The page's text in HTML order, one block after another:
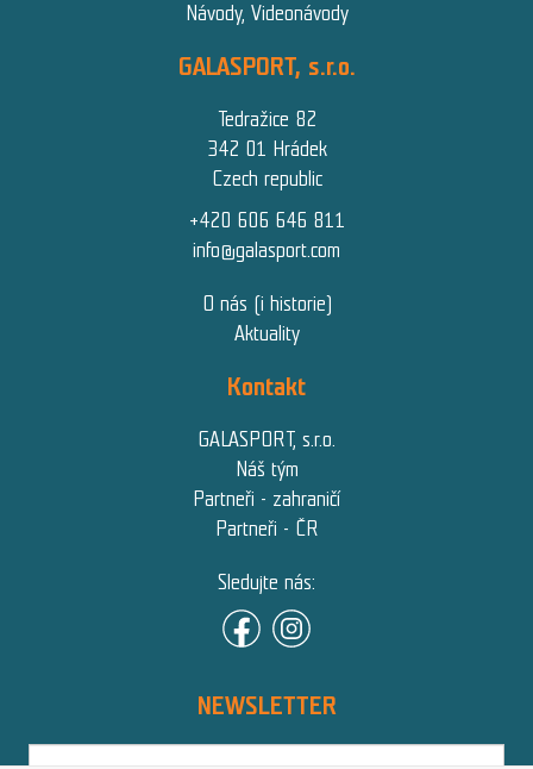
Návody, Videonávody
GALASPORT, s.r.o.
Tedražice 82
342 01 Hrádek
Czech republic
+420 606 646 811
info@galasport.com
O nás (i historie)
Aktuality
Kontakt
GALASPORT, s.r.o.
Náš tým
Partneři - zahraničí
Partneři - ČR
Sledujte nás:
NEWSLETTER